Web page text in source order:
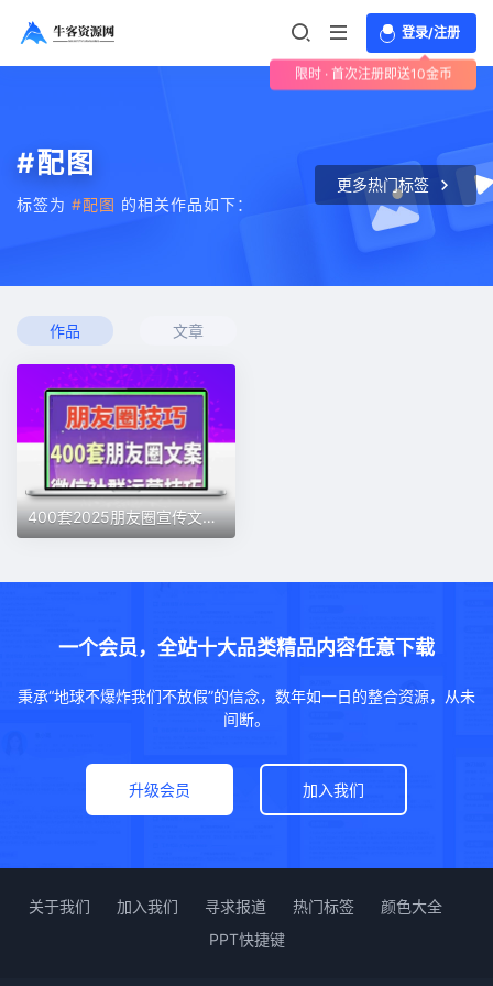
登录/注册
限时 · 首次注册即送10金币
#配图
标签为 #配图 的相关作品如下：
更多热门标签
作品 文章
400套2025朋友圈宣传文案技巧高质量文案配图朋友圈包装高清素材
一个会员，全站十大品类精品内容任意下载
秉承“地球不爆炸我们不放假”的信念，数年如一日的整合资源，从未
间断。
升级会员 加入我们
关于我们 加入我们 寻求报道 热门标签
颜色大全
PPT快捷键